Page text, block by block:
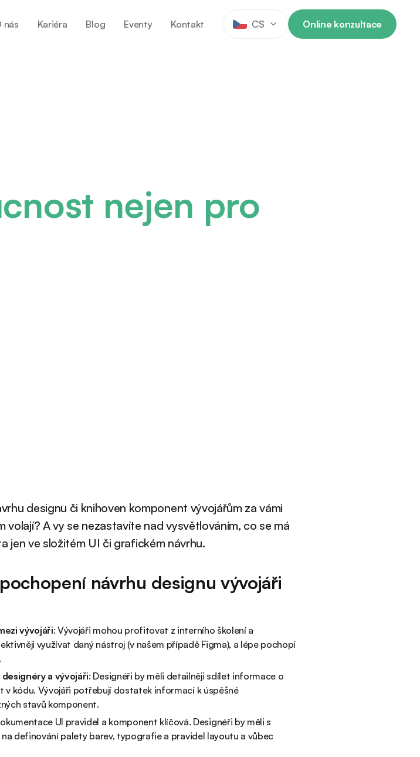
nás Kariéra Blog Eventy Kontakt CS Online konzultace
nejen pro
designu či knihoven komponent vývojářům za vámi
volají? A vy se nezastavíte nad vysvětlováním, co se má
jen ve složitém UI či grafickém návrhu.
návrhu designu vývojáři
vývojáři: Vývojáři mohou profitovat z interního školení a
využívat daný nástroj (v našem případě Figma), a lépe pochopí
a vývojáři: Designéři by měli detailněji sdílet informace o
v kódu. Vývojáři potřebují dostatek informací k úspěšné
stavů komponent.
UI pravidel a komponent klíčová. Designéři by měli s
definování palety barev, typografie a pravidel layoutu a vůbec